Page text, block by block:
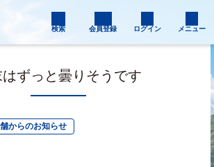
検索 会員登録 ログイン メニュー
ずっと曇りそうです
からのお知らせ